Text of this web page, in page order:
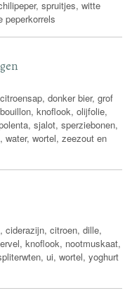
spruitjes, witte
peperkorrels
donker bier, grof
knoflook, olijfolie,
sjalot, sperziebonen,
water, wortel, zeezout en
ciderazijn, citroen, dille,
knoflook, nootmuskaat,
ui, wortel, yoghurt